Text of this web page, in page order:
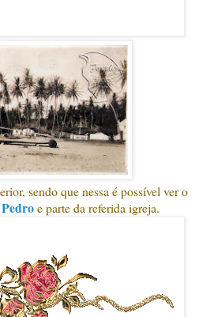
sendo que nessa é possível ver o
e parte da referida igreja.